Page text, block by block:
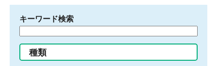
キーワード検索
る
種類